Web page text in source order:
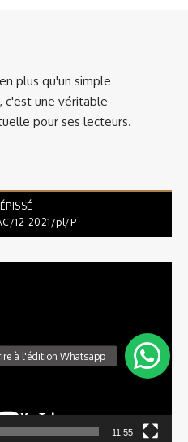
plus qu'un simple
c'est une véritable
pour ses lecteurs.
12-2021/pl/P
11:55